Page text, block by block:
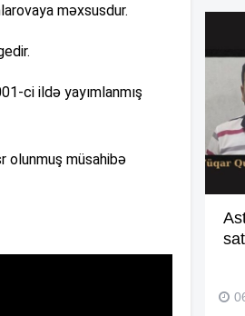
məxsusdur.
ci ildə yayımlanmış
olunmuş müsahibə